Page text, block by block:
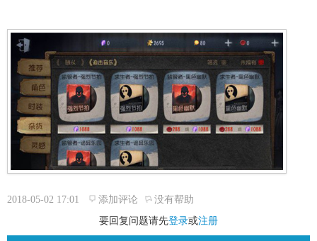
2018-05-02 17:01 添加评论
没有帮助
要回复问题请先登录或注册